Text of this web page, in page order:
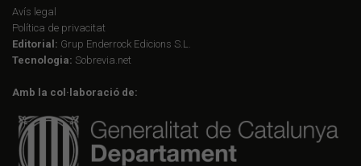
Avís legal
Política de privacitat
Editorial: Grup Enderrock Edicions S.L.
Tecnologia: Sobrevia.net
Amb la col·laboració de: